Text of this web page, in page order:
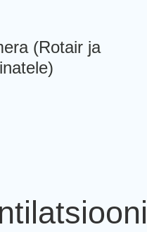
(Rotair ja